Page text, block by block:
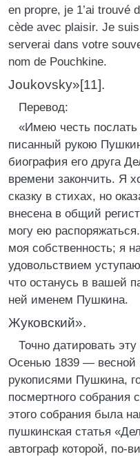
en propre, je 1’ai trouvé
cède avec plaisir. Je
serverai dans votre
nom de Pouchkine.
Joukovsky»[11].
Перевод:
«Имею честь послать
писанный рукою
биография его друга
времени закончить. Я
сказку в стихах, но
внесена в общий
могу ею
моя собственность; я
удовольствием
что останусь в вашей
ней именем Пушкина.
Жуковский».
Точно датировать
Осенью 1839 — весной
рукописями Пушкина,
посмертного собрания
этого собрания была
пушкинская статья
автограф которой, по-